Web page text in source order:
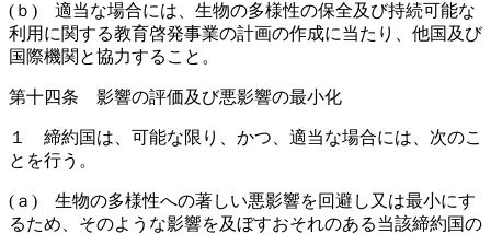
(ｂ) 適当な場合には、生物の多様性の保全及び持続可能な
利用に関する教育啓発事業の計画の作成に当たり、他国及び
国際機関と協力すること。
第十四条 影響の評価及び悪影響の最小化
１ 締約国は、可能な限り、かつ、適当な場合には、次のこ
とを行う。
(ａ) 生物の多様性への著しい悪影響を回避し又は最小にす
るため、そのような影響を及ぼすおそれのある当該締約国の